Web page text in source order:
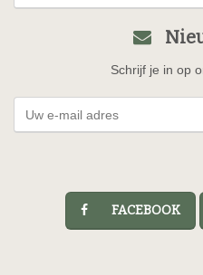
Schrijf je in op
FACEBOOK